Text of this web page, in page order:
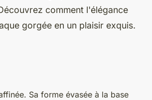
comment l'élégance
gorgée en un plaisir exquis.
Sa forme évasée à la base